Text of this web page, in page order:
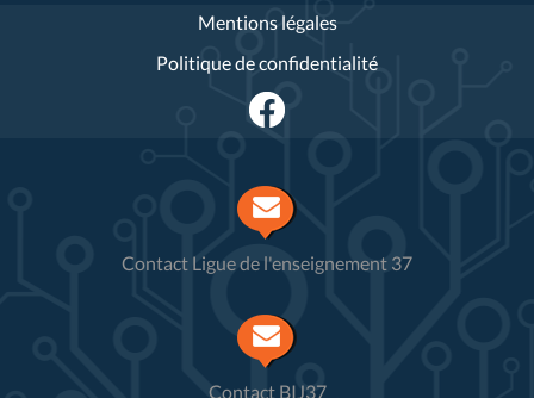
Mentions légales
Politique de confidentialité
Contact Ligue de l'enseignement 37
Contact BIJ37